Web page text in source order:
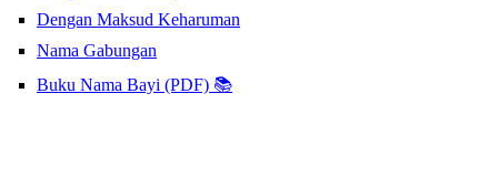
Dengan Maksud Keharuman
Nama Gabungan
Buku Nama Bayi (PDF) 📚